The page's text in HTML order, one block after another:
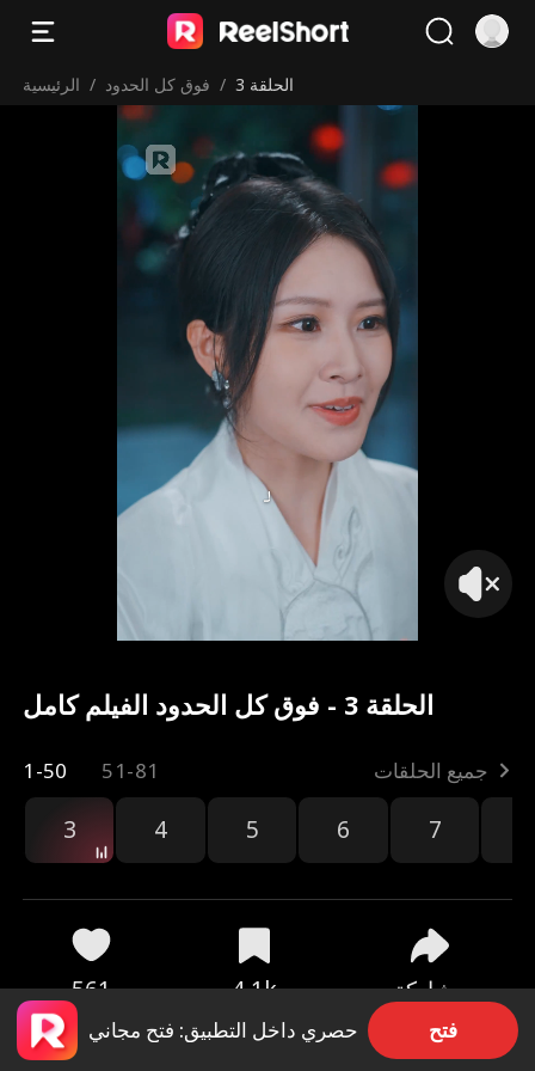
الرئيسية / فوق كل الحدود / الحلقة 3
لـ
الحلقة 3 - فوق كل الحدود الفيلم كامل
1-50 51-81 جميع الحلقات
3 4 5 6 7
561 4.1k مشاركة
حصري داخل التطبيق: فتح مجاني فتح